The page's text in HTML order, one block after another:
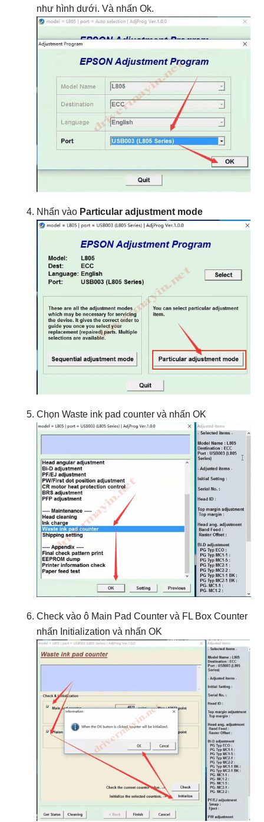
như hình dưới. Và nhấn Ok.
Nhấn vào Particular adjustment mode
Chọn Waste ink pad counter và nhấn OK
Check vào ô Main Pad Counter và FL Box Counter
nhấn Initialization và nhấn OK